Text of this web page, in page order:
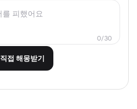
0/30
직접 해몽받기